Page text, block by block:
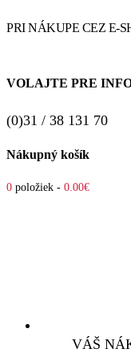
PRI NÁKUPE CEZ E-
VOLAJTE PRE
(0)31 / 38 131 70
Nákupný košík
0 položiek - 0.00€
VÁŠ